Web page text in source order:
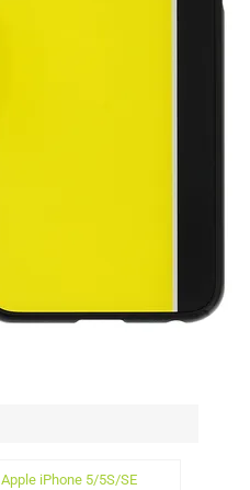
Apple iPhone 5/5S/SE